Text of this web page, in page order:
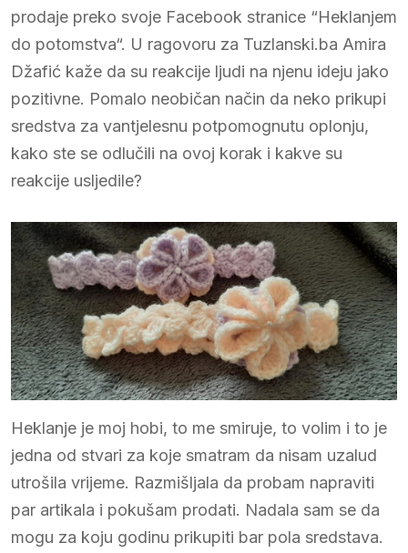
prodaje preko svoje Facebook stranice “Heklanjem
do potomstva“. U ragovoru za Tuzlanski.ba Amira
Džafić kaže da su reakcije ljudi na njenu ideju jako
pozitivne. Pomalo neobičan način da neko prikupi
sredstva za vantjelesnu potpomognutu oplonju,
kako ste se odlučili na ovoj korak i kakve su
reakcije usljedile?
Heklanje je moj hobi, to me smiruje, to volim i to je
jedna od stvari za koje smatram da nisam uzalud
utrošila vrijeme. Razmišljala da probam napraviti
par artikala i pokušam prodati. Nadala sam se da
mogu za koju godinu prikupiti bar pola sredstava.